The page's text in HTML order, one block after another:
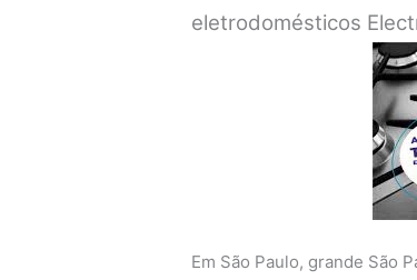
eletrodomésticos
Em São Paulo, grande São